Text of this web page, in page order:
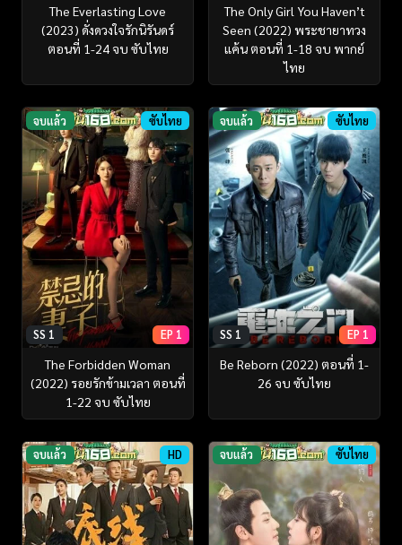
The Everlasting Love
(2023) ดั่งดวงใจรักนิรันดร์
ตอนที่ 1-24 จบ ซับไทย
The Only Girl You Haven’t
Seen (2022) พระชายาทวง
แค้น ตอนที่ 1-18 จบ พากย์
ไทย
จบแล้ว ซับไทย
SS 1 EP 1
The Forbidden Woman
(2022) รอยรักข้ามเวลา ตอนที่
1-22 จบ ซับไทย
จบแล้ว ซับไทย
SS 1 EP 1
Be Reborn (2022) ตอนที่ 1-
26 จบ ซับไทย
จบแล้ว HD จบแล้ว ซับไทย